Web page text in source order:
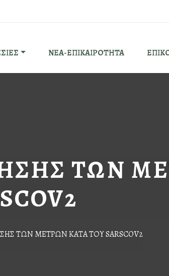
ΝΕΑ-ΕΠΙΚΑΙΡΟΤΗΤΑ
ΤΩΝ
ΤΩΝ ΜΕΤΡΩΝ ΚΑΤΑ ΤΟΥ SARSCOV2